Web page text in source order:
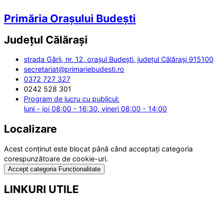
Primăria Orașului Budești
Județul Călărași
strada Gării, nr. 12, orașul Budești, județul Călărași 915100
secretariat@primariebudesti.ro
0372 727 327
0242 528 301
Program de lucru cu publicul:
luni - joi 08:00 - 16:30, vineri 08:00 - 14:00
Localizare
Acest conținut este blocat până când acceptați categoria
corespunzătoare de cookie-uri.
Accept categoria Funcționalitate
LINKURI UTILE